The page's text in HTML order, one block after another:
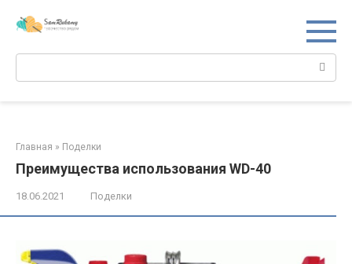
Главная » Поделки
Преимущества использования WD-40
18.06.2021 Поделки